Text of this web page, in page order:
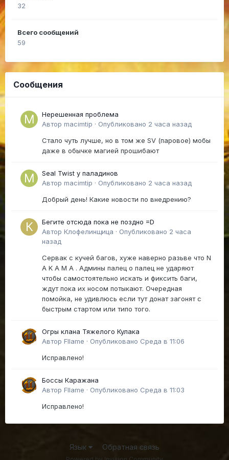
32
Всего сообщений
59
Сообщения
Нерешенная проблема
Автор macimtip · Опубликовано 2 часа назад
Стало чуть лучше, но в том же SV (паровое) мобы
даже в обычке магией прошибают
Seal Twist у паладинов
Автор macimtip · Опубликовано 2 часа назад
Добрый день! Какие новости по внедрению?
Бегите отсюда пока не поздно =D
Автор Клофелинщица · Опубликовано 2 часа
назад
Сервак с кучей багов, хуже наверно разьве что N
A K A M A . Админы палец о палец не ударяют
чтобы самостоятельно искать и фиксить баги,
ждут пока их носом потыкают. Очередная
помойка, не удивлюсь если тут донат загонят с
быстрым стартом или типо того.
Огры клана Тяжелого Кулака
Автор Fllame · Опубликовано Среда в 11:06
Исправлено!
Боссы Каражана
Автор Fllame · Опубликовано Среда в 11:03
Исправлено!
Язык Обратная связь